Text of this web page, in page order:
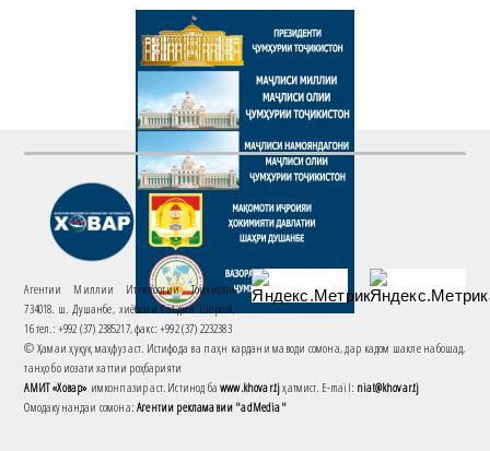
Агентии Миллии Иттилоотии Тоҷикистон
734018. ш. Душанбе, хиёбони Саъдии Шерозӣ,
16 тел.: +992 (37) 2385217, факс: +992 (37) 2232383
© Ҳамаи ҳуқуқ маҳфуз аст. Истифода ва паҳн кардани маводи сомона, дар кадом шакле набошад,
танҳо бо иҷозати хаттии роҳбарияти
АМИТ «Ховар» имконпазир аст. Истинод баwww.khovar.tjҳатмист. E-mail: niat@khovar.tj
Омодакунандаи сомона:Агентии рекламавии "adMedia"